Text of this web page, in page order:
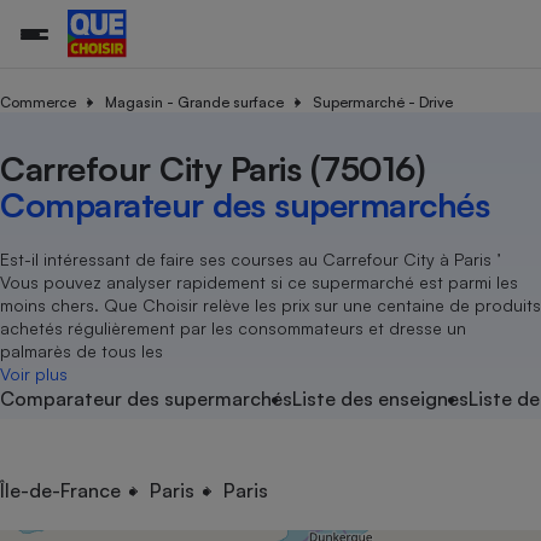
Commerce Magasin - Grande surface Supermarché - Drive
Carrefour City Paris (75016)
Comparateur des supermarchés
Est-il intéressant de faire ses courses au Carrefour City à Paris ’
Vous pouvez analyser rapidement si ce supermarché est parmi les
moins chers. Que Choisir relève les prix sur une centaine de produits
achetés régulièrement par les consommateurs et dresse un
palmarès de tous les
Voir plus
Comparateur des supermarchésListe des enseignesListe
Île-de-France Paris Paris
Magasin - Grande surface
Méthode de vente -
Organismes de défense
Système judiciairegratuit
Déchet
Achat - Vente - Travaux
Location
Sport
électrique
Démarche administrative
Senior
Service marchand
Train
Transport aérien
Toutes les actualités
Enquêtes
Guides d'achat
Conseils
Brèves
Tous les services
Soumettre un litige
Lettres types
Rencontrer une association locale
Tous nos combats
Nos actions
Nos grandes victoires
Les billets de la présidente
Nos associations locales
Nous rejoindre
En savoir plus sur Que Choisir Ensemble
L’association
Nos missions
Notre méthodologie
Notre financement
Nos partenaires
Nous rejoindre